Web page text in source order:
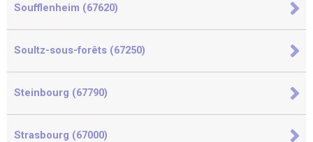
Soufflenheim (67620)
Soultz-sous-forêts (67250)
Steinbourg (67790)
Strasbourg (67000)